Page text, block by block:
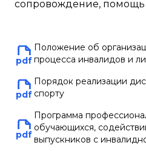
сопровождение, помощь
pdf
Положение об
процесса инвалидов и
pdf
Порядок реализации
спорту
pdf
Программа
обучающихся,
выпускников с